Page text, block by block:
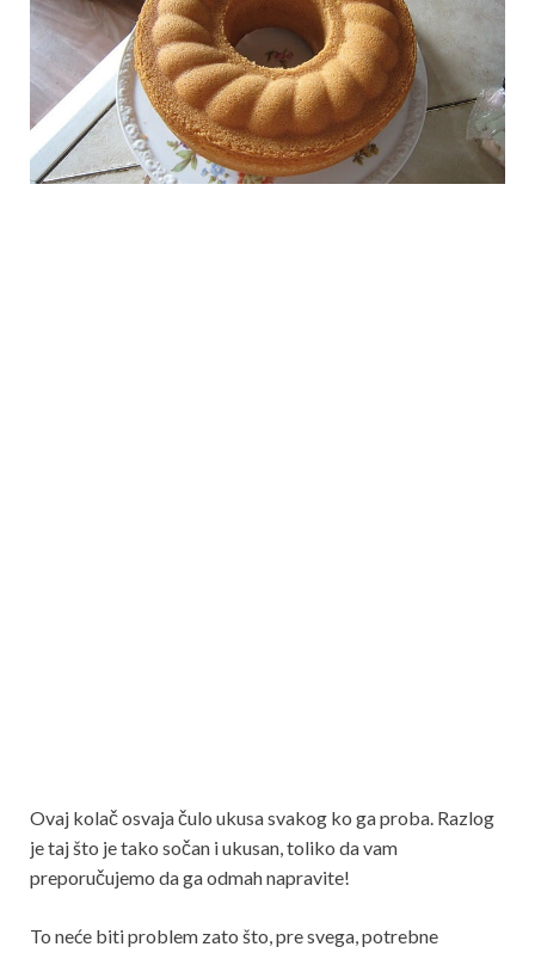
Ovaj kolač osvaja čulo ukusa svakog ko ga proba. Razlog
je taj što je tako sočan i ukusan, toliko da vam
preporučujemo da ga odmah napravite!
To neće biti problem zato što, pre svega, potrebne